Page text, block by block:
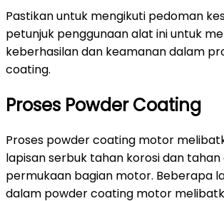
Pastikan untuk mengikuti pedoman
petunjuk penggunaan alat ini untuk
keberhasilan dan keamanan dalam
coating.
Proses Powder Coating
Proses powder coating motor
lapisan serbuk tahan korosi dan tahan
permukaan bagian motor. Beberapa
dalam powder coating motor